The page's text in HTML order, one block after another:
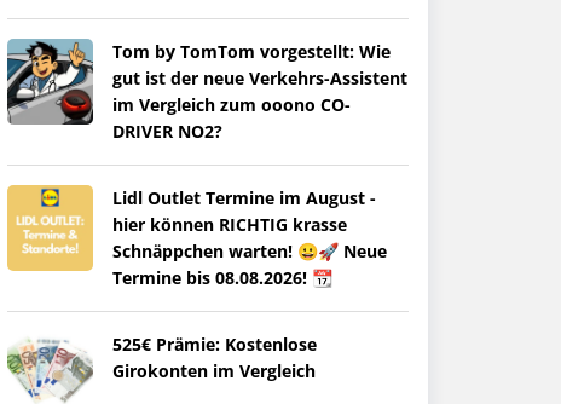
Tom by TomTom vorgestellt: Wie
gut ist der neue Verkehrs-Assistent
im Vergleich zum ooono CO-
DRIVER NO2?
Lidl Outlet Termine im August -
hier können RICHTIG krasse
Schnäppchen warten! 😀🚀 Neue
Termine bis 08.08.2026! 📆
525€ Prämie: Kostenlose
Girokonten im Vergleich